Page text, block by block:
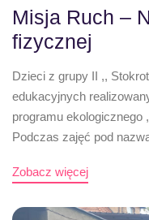
Misja Ruch –
fizycznej
Dzieci z grupy II ,,
edukacyjnych
programu ekologicznego
Podczas zajęć pod
Zobacz więcej